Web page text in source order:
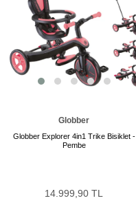
Globber
Globber Explorer 4in1 Trike Bisiklet -
Pembe
14.999,90 TL